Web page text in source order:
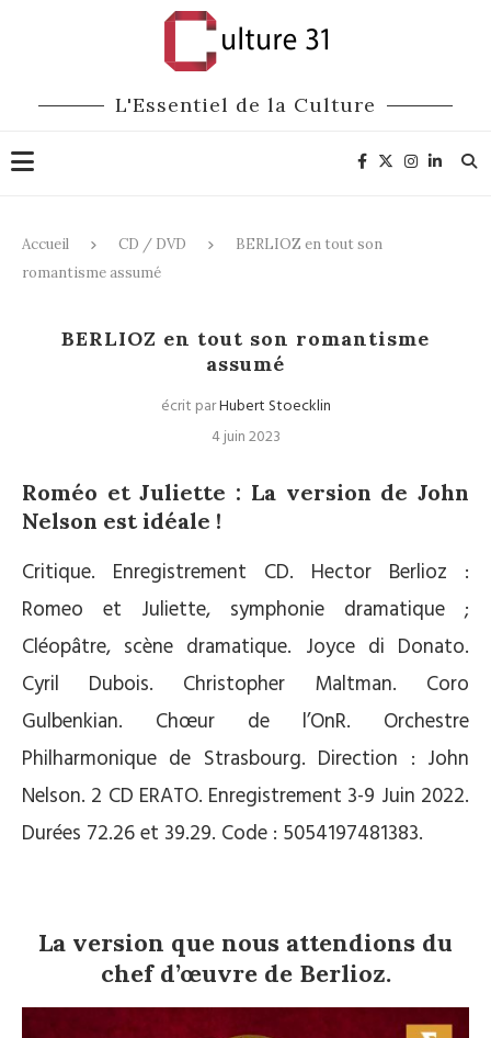
L'Essentiel de la Culture
Accueil CD / DVD
BERLIOZ en tout son
romantisme assumé
BERLIOZ en tout son romantisme
assumé
écrit parHubert Stoecklin
4 juin 2023
Roméo et Juliette : La version de John
Nelson est idéale !
Critique. Enregistrement CD. Hector Berlioz :
Romeo et Juliette, symphonie dramatique ;
Cléopâtre, scène dramatique. Joyce di Donato.
Cyril Dubois. Christopher Maltman. Coro
Gulbenkian. Chœur de l’OnR. Orchestre
Philharmonique de Strasbourg. Direction : John
Nelson. 2 CD ERATO. Enregistrement 3-9 Juin 2022.
Durées 72.26 et 39.29. Code : 5054197481383.
La version que nous attendions du
chef d’œuvre de Berlioz.